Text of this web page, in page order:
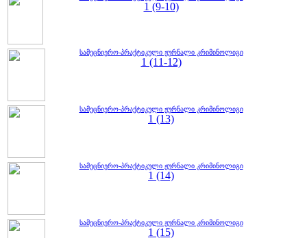
1 (9-10)
სამეცნიერო-პრაქტიკული ჟურნალი კრიმინოლიგი
1 (11-12)
სამეცნიერო-პრაქტიკული ჟურნალი კრიმინოლიგი
1 (13)
სამეცნიერო-პრაქტიკული ჟურნალი კრიმინოლიგი
1 (14)
სამეცნიერო-პრაქტიკული ჟურნალი კრიმინოლიგი
1 (15)